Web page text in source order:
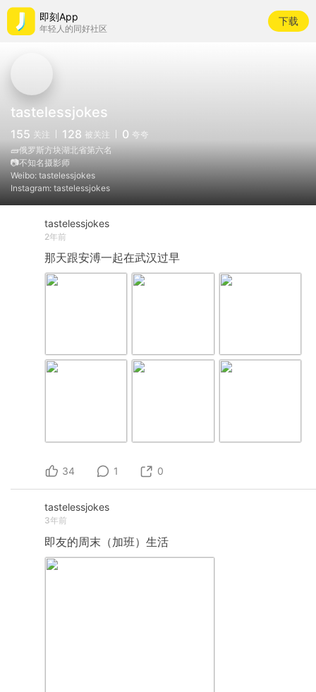
即刻App
年轻人的同好社区
下载
tastelessjokes
155 关注 128 被关注 0 夸夸
🧱俄罗斯方块湖北省第六名
📷不知名摄影师
Weibo: tastelessjokes
Instagram: tastelessjokes
tastelessjokes
2年前
那天跟安溥一起在武汉过早
34 1 0
tastelessjokes
3年前
即友的周末（加班）生活